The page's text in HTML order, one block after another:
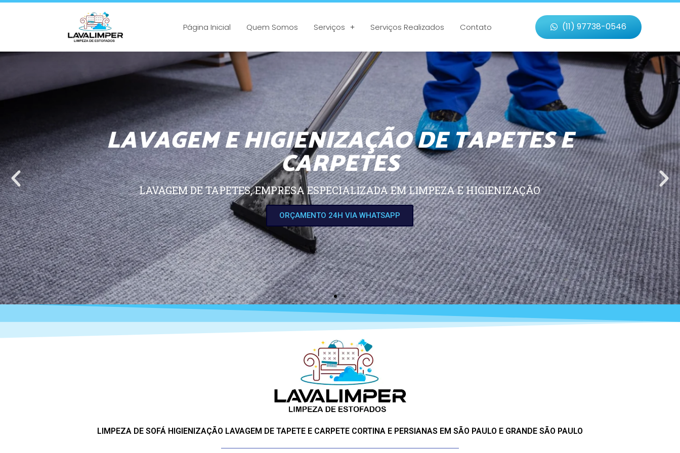
Página Inicial Quem Somos Serviços Serviços Realizados Contato (11) 97738-0546
LAVAGEM E HIGIENIZAÇÃO DE TAPETES E
CARPETES
LAVAGEM DE TAPETES, EMPRESA ESPECIALIZADA EM LIMPEZA E HIGIENIZAÇÃO
ORÇAMENTO 24H VIA WHATSAPP
LIMPEZA DE SOFÁ HIGIENIZAÇÃO LAVAGEM DE TAPETE E CARPETE CORTINA E PERSIANAS EM SÃO PAULO E GRANDE SÃO PAULO